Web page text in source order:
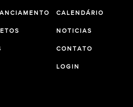
CALENDÁRIO
NOTICIAS
CONTATO
LOGIN